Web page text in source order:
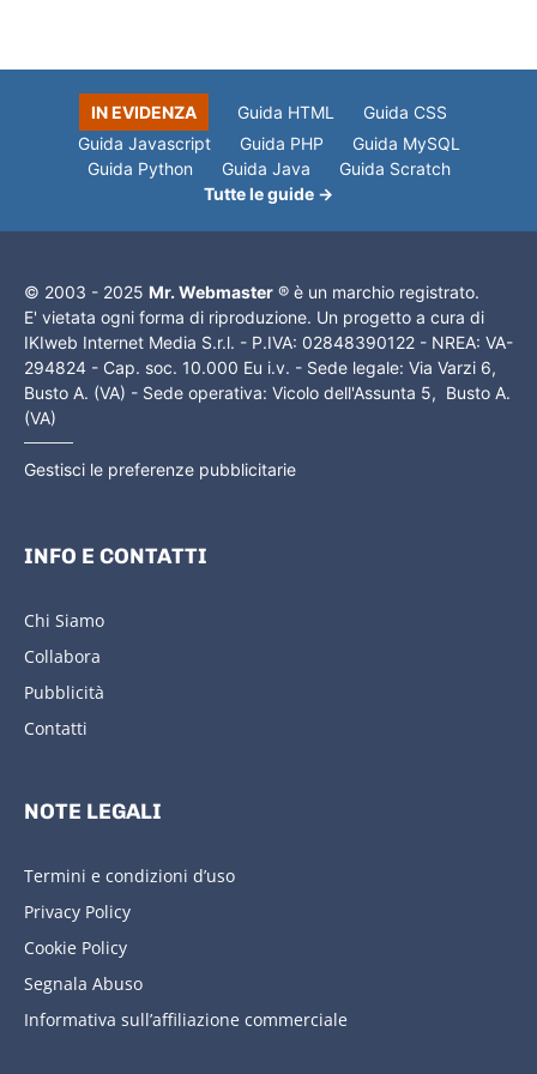
IN EVIDENZA Guida HTML
Guida CSS
Guida Javascript
Guida PHP
Guida MySQL
Guida Python
Guida Java
Guida Scratch
Tutte le guide →
© 2003 - 2025 Mr. Webmaster ® è un marchio registrato.
E' vietata ogni forma di riproduzione. Un progetto a cura di
IKIweb Internet Media S.r.l. - P.IVA: 02848390122 - NREA: VA-
294824 - Cap. soc. 10.000 Eu i.v. - Sede legale: Via Varzi 6,
Busto A. (VA) - Sede operativa: Vicolo dell'Assunta 5, Busto A.
(VA)
Gestisci le preferenze pubblicitarie
INFO E CONTATTI
Chi Siamo
Collabora
Pubblicità
Contatti
NOTE LEGALI
Termini e condizioni d’uso
Privacy Policy
Cookie Policy
Segnala Abuso
Informativa sull’affiliazione commerciale